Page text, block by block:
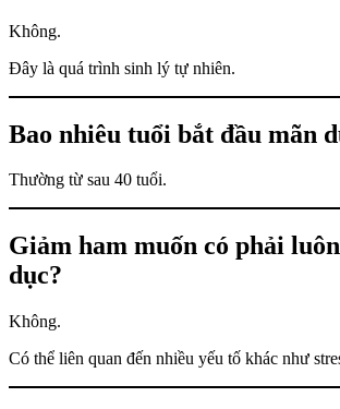
Không.
Đây là quá trình sinh lý tự nhiên.
Bao nhiêu tuổi bắt đầu mãn
Thường từ sau 40 tuổi.
Giảm ham muốn có phải
dục?
Không.
Có thể liên quan đến nhiều yếu tố khác như